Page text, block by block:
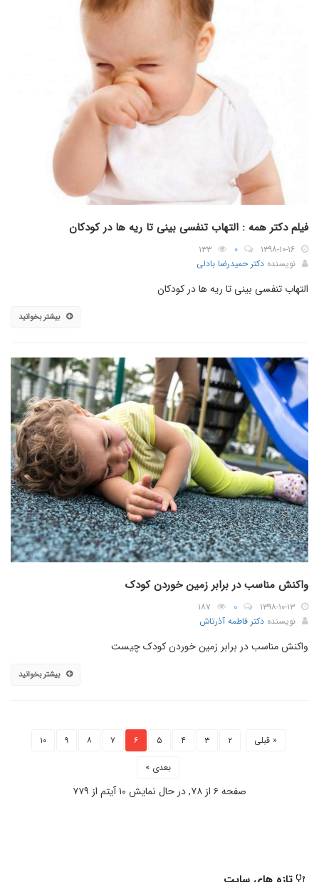
فیلم دکتر همه : التهاب تنفسی بینی تا ریه ها در کودکان
۱۳۹۸-۱۰-۱۶ ۰
۱۳۳
نویسنده دکتر حمیدرضا بادلی
التهاب تنفسی بینی تا ریه ها در کودکان
بیشتر بخوانید
واکنش مناسب در برابر زمین خوردن کودک
۱۳۹۸-۱۰-۱۳ ۰
۱۸۷
نویسنده دکتر فاطمه آذرتاش
واکنش مناسب در برابر زمین خوردن کودک چیست
بیشتر بخوانید
« قبلی ۲ ۳ ۴ ۵ ۶ ۷ ۸ ۹
۱۰
بعدی »
صفحه ۶ از ۷۸, در حال نمایش ۱۰ آیتم از ۷۷۹